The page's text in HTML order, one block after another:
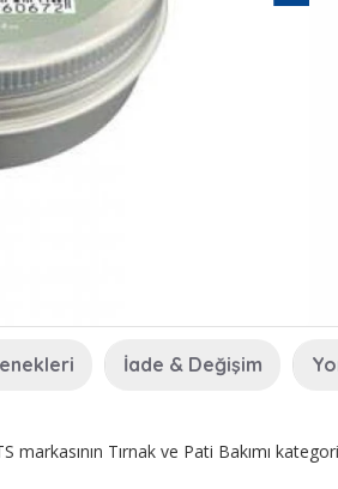
İade & Değişim
markasının Tırnak ve Pati Bakımı